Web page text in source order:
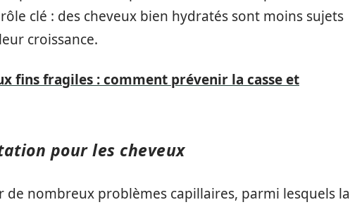
clé : des cheveux bien hydratés sont moins sujets
croissance.
fins fragiles : comment prévenir la casse et
pour les cheveux
de nombreux problèmes capillaires, parmi lesquels la